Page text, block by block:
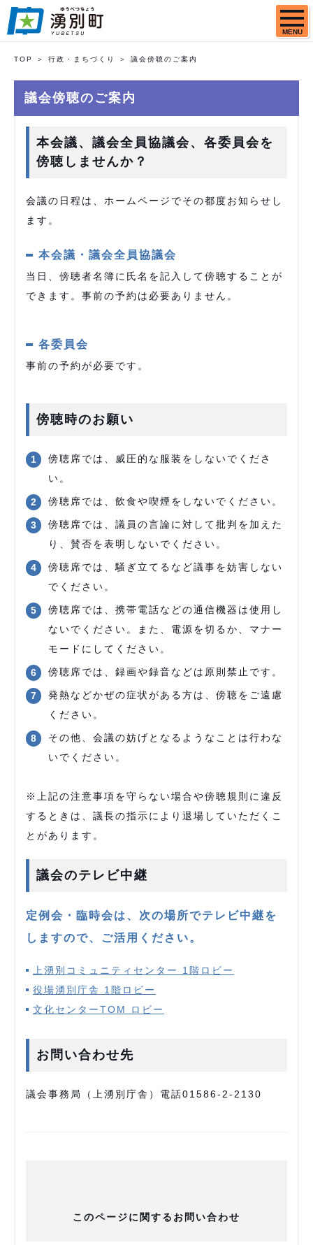
MENU
TOP 行政・まちづくり 議会傍聴のご案内
議会傍聴のご案内
本会議、議会全員協議会、各委員会を
傍聴しませんか？
会議の日程は、ホームページでその都度お知らせし
ます。
本会議・議会全員協議会
当日、傍聴者名簿に氏名を記入して傍聴することが
できます。事前の予約は必要ありません。
各委員会
事前の予約が必要です。
傍聴時のお願い
傍聴席では、威圧的な服装をしないでくださ
い。
傍聴席では、飲食や喫煙をしないでください。
傍聴席では、議員の言論に対して批判を加えた
り、賛否を表明しないでください。
傍聴席では、騒ぎ立てるなど議事を妨害しない
でください。
傍聴席では、携帯電話などの通信機器は使用し
ないでください。また、電源を切るか、マナー
モードにしてください。
傍聴席では、録画や録音などは原則禁止です。
発熱などかぜの症状がある方は、傍聴をご遠慮
ください。
その他、会議の妨げとなるようなことは行わな
いでください。
※上記の注意事項を守らない場合や傍聴規則に違反
するときは、議長の指示により退場していただくこ
とがあります。
議会のテレビ中継
定例会・臨時会は、次の場所でテレビ中継を
しますので、ご活用ください。
上湧別コミュニティセンター 1階ロビー
役場湧別庁舎 1階ロビー
文化センターTOM ロビー
お問い合わせ先
議会事務局（上湧別庁舎）電話01586-2-2130
このページに関するお問い合わせ